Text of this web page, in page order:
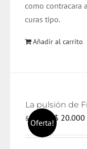
como contracara
curas tipo.
Añadir al carrito
Oferta!
$21.000
El
precio
$ 20.000